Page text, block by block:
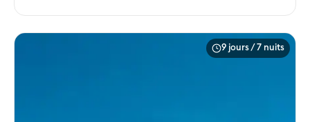
9 jours / 7 nuits